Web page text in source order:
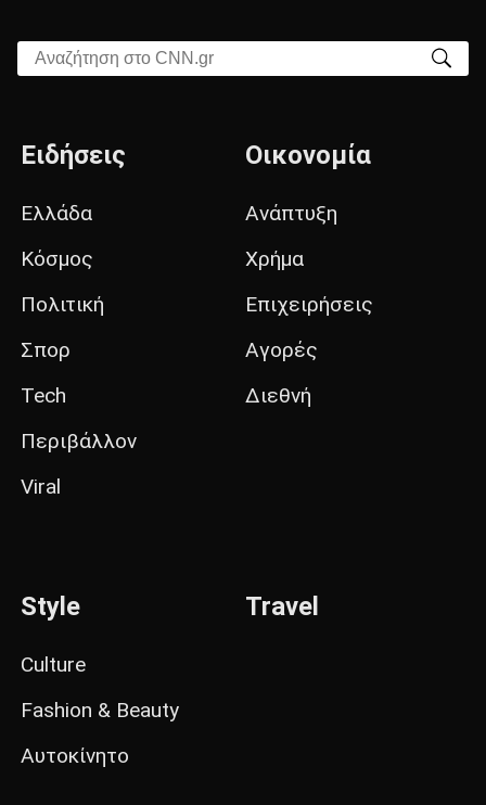
Αναζήτηση στο CNN.gr
Ειδήσεις
Ελλάδα
Κόσμος
Πολιτική
Σπορ
Tech
Περιβάλλον
Viral
Οικονομία
Ανάπτυξη
Χρήμα
Επιχειρήσεις
Αγορές
Διεθνή
Style
Culture
Fashion & Beauty
Αυτοκίνητο
Travel